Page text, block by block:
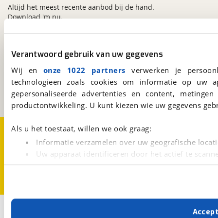
Verantwoord gebruik van uw gegevens
Wij en onze 1022 partners verwerken je
technologieën zoals cookies om informatie op
gepersonaliseerde advertenties en content,
productontwikkeling. U kunt kiezen wie uw gegevens
Als u het toestaat, willen we ook graag:
Informatie verzamelen over uw geografische
Uw apparaat identificeren door het actief te
Lees meer over hoe uw persoonlijke gegevens worden
Met cookies en vergelijkbare technieken zorgen we
cookies zorgen ervoor dat de website goed werkt.
viaBOVAG.nl
Kosterijland15
3981 AJ
Bunnik
Een initiatief van
BOVAG
Altijd het meest recente aanbod bij de hand.
Download 'm nu.
Over viaBOVAG.nlDisclaimer- en Privacyverklaring
Cookievoorkeuren